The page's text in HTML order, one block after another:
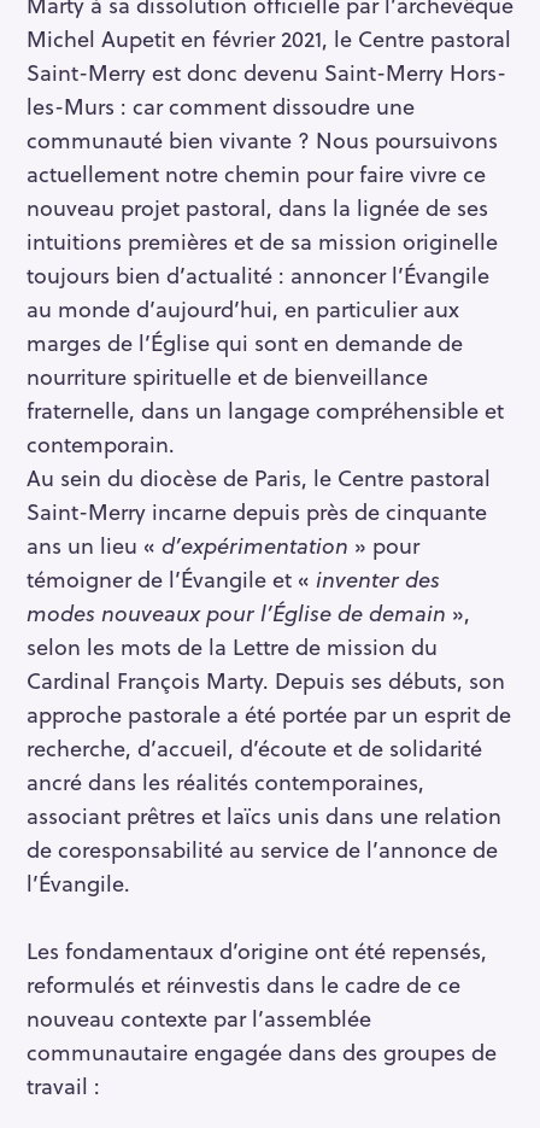
Michel Aupetit en février 2021, le Centre pastoral
Saint-Merry est donc devenu Saint-Merry Hors-
les-Murs : car comment dissoudre une
communauté bien vivante ? Nous poursuivons
actuellement notre chemin pour faire vivre ce
nouveau projet pastoral, dans la lignée de ses
intuitions premières et de sa mission originelle
toujours bien d’actualité : annoncer l’Évangile
au monde d’aujourd’hui, en particulier aux
marges de l’Église qui sont en demande de
nourriture spirituelle et de bienveillance
fraternelle, dans un langage compréhensible et
contemporain.
Au sein du diocèse de Paris, le Centre pastoral
Saint-Merry incarne depuis près de cinquante
ans un lieu « d’expérimentation » pour
témoigner de l’Évangile et « inventer des
modes nouveaux pour l’Église de demain »,
selon les mots de la Lettre de mission du
Cardinal François Marty. Depuis ses débuts, son
approche pastorale a été portée par un esprit de
recherche, d’accueil, d’écoute et de solidarité
ancré dans les réalités contemporaines,
associant prêtres et laïcs unis dans une relation
de coresponsabilité au service de l’annonce de
l’Évangile.
Les fondamentaux d’origine ont été repensés,
reformulés et réinvestis dans le cadre de ce
nouveau contexte par l’assemblée
communautaire engagée dans des groupes de
travail :